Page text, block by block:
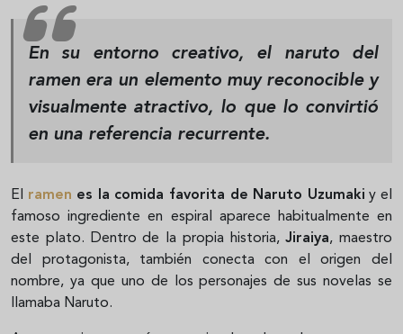
En su entorno creativo, el naruto del
ramen era un elemento muy reconocible y
visualmente atractivo, lo que lo convirtió
en una referencia recurrente.
El ramen es la comida favorita de Naruto Uzumaki y el
famoso ingrediente en espiral aparece habitualmente en
este plato. Dentro de la propia historia,Jiraiya, maestro
del protagonista, también conecta con el origen del
nombre, ya que uno de los personajes de sus novelas se
llamaba Naruto.